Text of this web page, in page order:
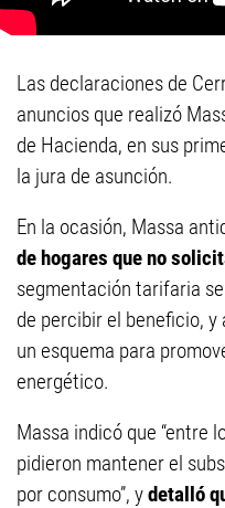
Las declaraciones de
anuncios que realizó
de Hacienda, en sus
la jura de asunción.
En la ocasión, Massa
de hogares que no
segmentación tarifaria
de percibir el beneficio,
un esquema para
energético.
Massa indicó que “entre
pidieron mantener el
por consumo”, ydetalló